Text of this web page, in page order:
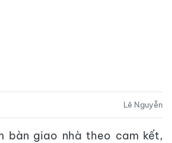
Lê Nguyễn
bàn giao nhà theo cam kết,